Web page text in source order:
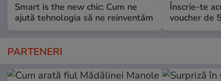
Smart is the new chic: Cum ne
ajută tehnologia să ne reinventăm
Înscrie-te
voucher de
PARTENERI